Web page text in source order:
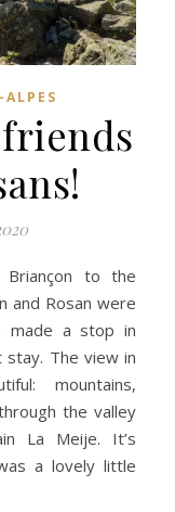
ALPES
to the
and Rosan were
made a stop in
stay. The view in
mountains,
the valley
La Meije. It’s
a lovely little